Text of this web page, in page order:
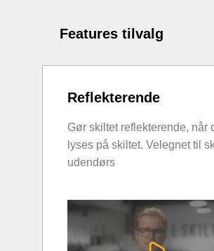
Features tilvalg
Reflekterende
Gør skiltet reflekterende, når
lyses på skiltet. Velegnet til
udendørs